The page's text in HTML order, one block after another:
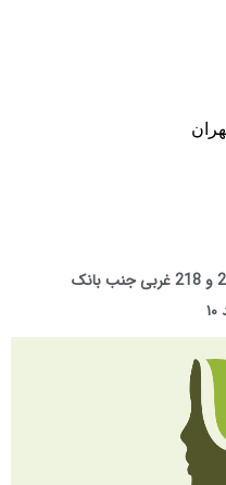
تهرانپارس بالاتر از فلکه سوم بین 216 و 218 غربی جنب بانک